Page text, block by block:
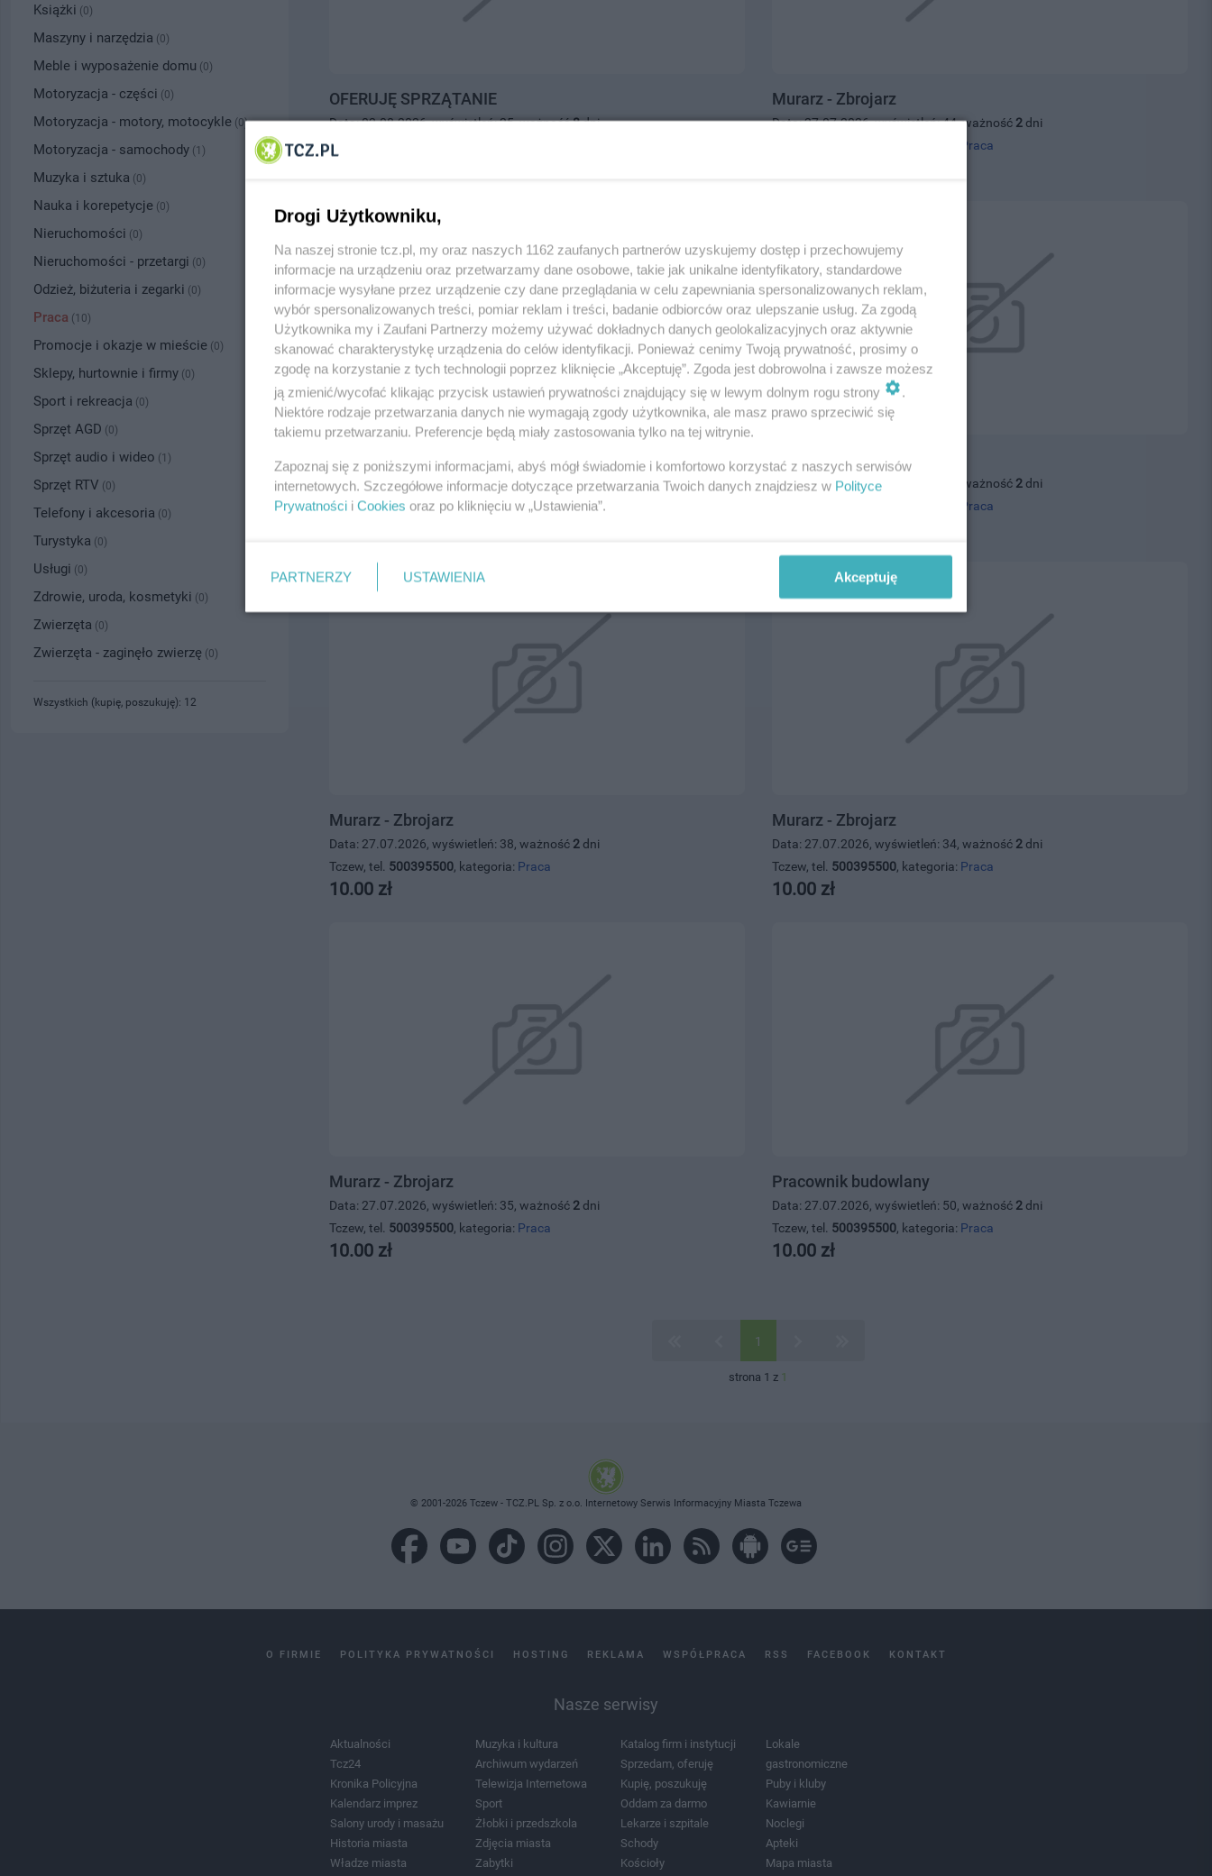
OFERUJĘ SPRZĄTANIE
Data: 02.08.2026, wyświetleń: 25, ważność8dni
Tczew, tel.
Murarz - Zbrojarz
Data: 27.07.2026, wyświetleń: 44, ważność 2dni
Praca
Murarz - Zbrojarz
Data: 27.07.2026, wyświetleń: 38, ważność2dni
Tczew, tel.500395500, kategoria:Praca
Murarz - Zbrojarz
Data: 27.07.2026, wyświetleń: 40, ważność 2dni
Praca
Murarz - Zbrojarz
Data: 27.07.2026, wyświetleń: 38, ważność 2dni
Tczew, tel. 500395500, kategoria: Praca
10.00 zł
Murarz - Zbrojarz
Data: 27.07.2026, wyświetleń: 34, ważność 2dni
Tczew, tel. 500395500, kategoria: Praca
10.00 zł
Murarz - Zbrojarz
Data: 27.07.2026, wyświetleń: 35, ważność 2dni
Tczew, tel. 500395500, kategoria: Praca
10.00 zł
Pracownik budowlany
Data: 27.07.2026, wyświetleń: 50, ważność 2dni
Tczew, tel. 500395500, kategoria: Praca
10.00 zł
1
strona 1 z 1
Książki (0)
Maszyny i narzędzia (0)
Meble i wyposażenie domu (0)
Motoryzacja - części (0)
Motoryzacja - motory, motocykle (0)
Motoryzacja - samochody (1)
Muzyka i sztuka (0)
Nauka i korepetycje (0)
Nieruchomości (0)
Nieruchomości - przetargi (0)
Odzież, biżuteria i zegarki (0)
Praca (10)
Promocje i okazje w mieście (0)
Sklepy, hurtownie i firmy (0)
Sport i rekreacja (0)
Sprzęt AGD (0)
Sprzęt audio i wideo (1)
Sprzęt RTV (0)
Telefony i akcesoria (0)
Turystyka (0)
Usługi (0)
Zdrowie, uroda, kosmetyki (0)
Zwierzęta (0)
Zwierzęta - zaginęło zwierzę (0)
Wszystkich (kupię, poszukuję): 12
© 2001-2026 Tczew - TCZ.PL Sp. z o.o. Internetowy Serwis Informacyjny Miasta Tczewa
O FIRMIE POLITYKA PRYWATNOŚCI HOSTING REKLAMA WSPÓŁPRACA RSS FACEBOOK KONTAKT
Nasze serwisy
Aktualności
Tcz24
Kronika Policyjna
Kalendarz imprez
Salony urody i masażu
Historia miasta
Władze miasta
Muzyka i kultura
Archiwum wydarzeń
Telewizja Internetowa
Sport
Żłobki i przedszkola
Zdjęcia miasta
Zabytki
Katalog firm i instytucji
Sprzedam, oferuję
Kupię, poszukuję
Oddam za darmo
Lekarze i szpitale
Schody
Kościoły
Lokale
gastronomiczne
Puby i kluby
Kawiarnie
Noclegi
Apteki
Mapa miasta
Drogi Użytkowniku,
Na naszej stronie tcz.pl, my oraz naszych 1162 zaufanych partnerów uzyskujemy dostęp i przechowujemy
informacje na urządzeniu oraz przetwarzamy dane osobowe, takie jak unikalne identyfikatory, standardowe
informacje wysyłane przez urządzenie czy dane przeglądania w celu zapewniania spersonalizowanych reklam,
wybór spersonalizowanych treści, pomiar reklam i treści, badanie odbiorców oraz ulepszanie usług. Za zgodą
Użytkownika my i Zaufani Partnerzy możemy używać dokładnych danych geolokalizacyjnych oraz aktywnie
skanować charakterystykę urządzenia do celów identyfikacji. Ponieważ cenimy Twoją prywatność, prosimy o
zgodę na korzystanie z tych technologii poprzez kliknięcie „Akceptuję”. Zgoda jest dobrowolna i zawsze możesz
ją zmienić/wycofać klikając przycisk ustawień prywatności znajdujący się w lewym dolnym rogu strony
.
Niektóre rodzaje przetwarzania danych nie wymagają zgody użytkownika, ale masz prawo sprzeciwić się
takiemu przetwarzaniu. Preferencje będą miały zastosowania tylko na tej witrynie.
Zapoznaj się z poniższymi informacjami, abyś mógł świadomie i komfortowo korzystać z naszych serwisów
internetowych. Szczegółowe informacje dotyczące przetwarzania Twoich danych znajdziesz w Polityce
Prywatności i Cookies oraz po kliknięciu w „Ustawienia”.
PARTNERZY USTAWIENIA Akceptuję